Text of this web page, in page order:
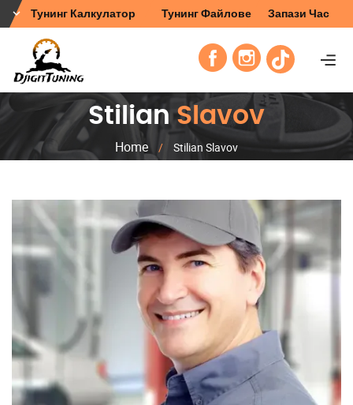
Тунинг Калкулатор Тунинг Файлове Запази Час
StilianSlavov
Home / Stilian Slavov